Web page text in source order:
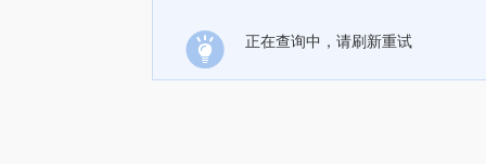
正在查询中，请刷新重试